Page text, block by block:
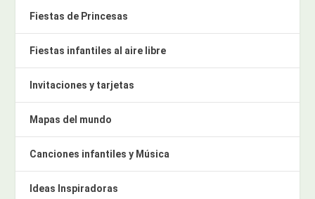
Fiestas de Princesas
Fiestas infantiles al aire libre
Invitaciones y tarjetas
Mapas del mundo
Canciones infantiles y Música
Ideas Inspiradoras